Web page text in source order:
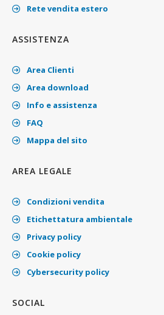
Rete vendita estero
ASSISTENZA
Area Clienti
Area download
Info e assistenza
FAQ
Mappa del sito
AREA LEGALE
Condizioni vendita
Etichettatura ambientale
Privacy policy
Cookie policy
Cybersecurity policy
SOCIAL